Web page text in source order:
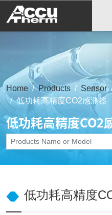
志禾
Home Products Sensor
低功耗高精度CO2感測器
低功耗高精度CO2
低功耗高精度